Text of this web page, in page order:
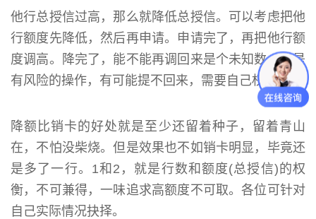
他行总授信过高，那么就降低总授信。可以考虑把他
行额度先降低，然后再申请。申请完了，再把他行额
度调高。降完了，能不能再调回来是个未知数。这是
有风险的操作，有可能提不回来，需要自己权衡。
降额比销卡的好处就是至少还留着种子，留着青山
在，不怕没柴烧。但是效果也不如销卡明显，毕竟还
是多了一行。1和2，就是行数和额度(总授信)的权
衡，不可兼得，一味追求高额度不可取。各位可针对
自己实际情况抉择。